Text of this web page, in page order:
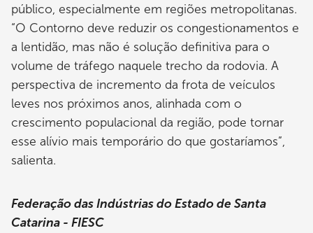
público, especialmente em regiões metropolitanas.
“O Contorno deve reduzir os congestionamentos e
a lentidão, mas não é solução definitiva para o
volume de tráfego naquele trecho da rodovia. A
perspectiva de incremento da frota de veículos
leves nos próximos anos, alinhada com o
crescimento populacional da região, pode tornar
esse alívio mais temporário do que gostaríamos”,
salienta.
Federação das Indústrias do Estado de Santa
Catarina - FIESC